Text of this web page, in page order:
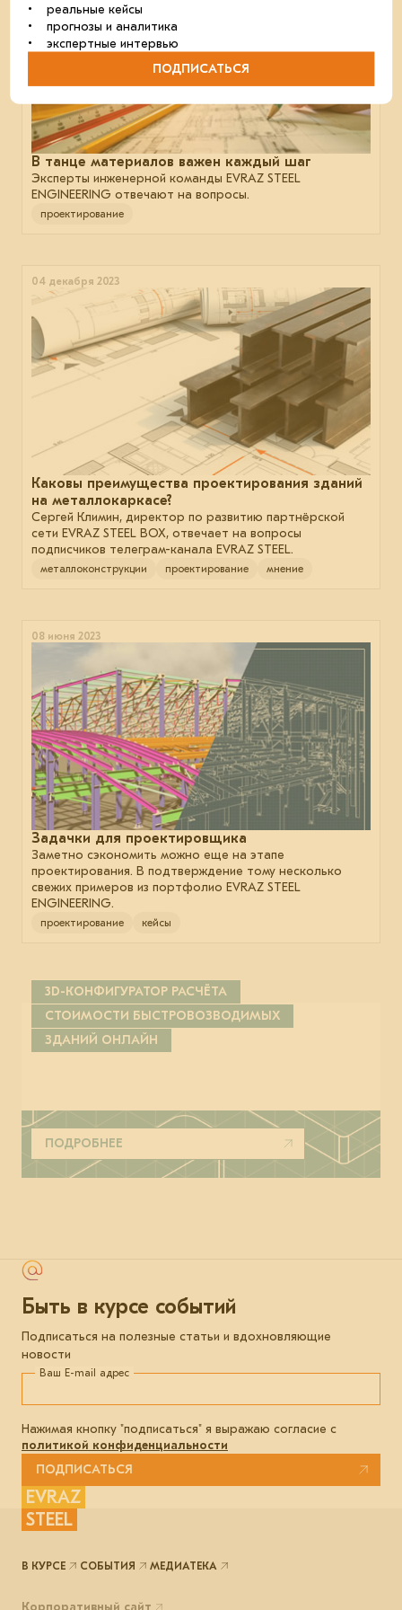
В танце материалов важен каждый шаг
Эксперты инженерной команды EVRAZ STEEL
ENGINEERING отвечают на вопросы.
проектирование
04 декабря 2023
Каковы преимущества проектирования зданий
на металлокаркасе?
Сергей Климин, директор по развитию партнёрской
сети EVRAZ STEEL BOX, отвечает на вопросы
подписчиков телеграм-канала EVRAZ STEEL.
металлоконструкции проектирование мнение
08 июня 2023
Задачки для проектировщика
Заметно сэкономить можно еще на этапе
проектирования. В подтверждение тому несколько
свежих примеров из портфолио EVRAZ STEEL
ENGINEERING.
проектирование кейсы
3D-КОНФИГУРАТОР РАСЧЁТА
СТОИМОСТИ БЫСТРОВОЗВОДИМЫХ
ЗДАНИЙ ОНЛАЙН
ПОДРОБНЕЕ
Быть в курсе событий
Подписаться на полезные статьи и вдохновляющие
новости
Ваш E-mail адрес
Нажимая кнопку "подписаться" я выражаю согласие с
политикой конфиденциальности
ПОДПИСАТЬСЯ
EVRAZ
STEEL
Корпоративный сайт
В КУРСЕ СОБЫТИЯ МЕДИАТЕКА
• реальные кейсы
• прогнозы и аналитика
• экспертные интервью
ПОДПИСАТЬСЯ